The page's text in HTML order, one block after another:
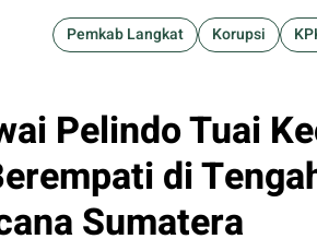
Pemkab Langkat Korupsi
Pelindo Tuai
di
Sumatera